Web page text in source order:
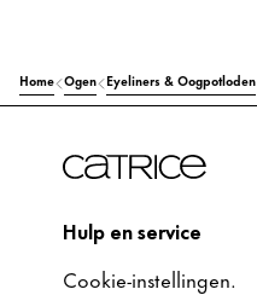
Home Ogen Eyeliners & Oogpotloden
Hulp en service
Cookie-instellingen.